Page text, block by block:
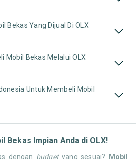
Bekas Yang Dijual Di OLX
Mobil Bekas Melalui OLX
Untuk Membeli Mobil
Bekas Impian Anda di OLX!
dengan budgetyang sesuai? Mobil